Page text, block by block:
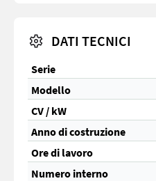
DATI TECNICI
Serie
Modello
CV / kW
Anno di costruzione
Ore di lavoro
Numero interno